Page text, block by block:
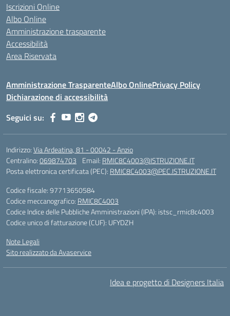
Iscrizioni Online
Albo Online
Amministrazione trasparente
Accessibilità
Area Riservata
Amministrazione TrasparenteAlbo OnlinePrivacy Policy
Dichiarazione di accessibilità
Seguici su:
Indirizzo:Via Ardeatina, 81 - 00042 - Anzio
Centralino:069874703 Email: RMIC8C4003@ISTRUZIONE.IT
Posta elettronica certificata (PEC): RMIC8C4003@PEC.ISTRUZIONE.IT
Codice fiscale: 97713650584
Codice meccanografico: RMIC8C4003
Codice Indice delle Pubbliche Amministrazioni (IPA): istsc_rmic8c4003
Codice unico di fatturazione (CUF): UFYDZH
Note Legali
Sito realizzato da Avaservice
Idea e progetto di Designers Italia